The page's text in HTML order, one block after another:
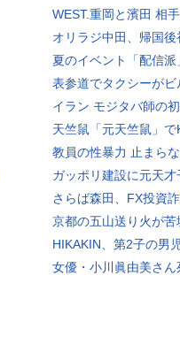
WEST.重岡と濱田 相
オリラジ中田、帰国
夏のイベント「配信派
表参道でタクシーがビ
イラン モジタバ師の
天竺鼠「元天竺鼠」
教員の性暴力 止まら
ガッポリ建設に元天才
さらば森田、FX投資
京都の五山送り火が苦
HIKAKIN、第2子の男
女優・小川眞由美さ